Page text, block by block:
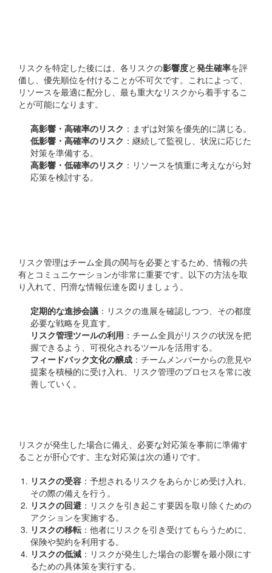
リスクを特定した後には、各リスクの影響度と発生確率を評
価し、優先順位を付けることが不可欠です。これによって、
リソースを最適に配分し、最も重大なリスクから着手するこ
とが可能になります。
高影響・高確率のリスク ：まずは対策を優先的に講じる。
低影響・高確率のリスク ：継続して監視し、状況に応じた
対策を準備する。
高影響・低確率のリスク ：リソースを慎重に考えながら対
応策を検討する。
リスク管理はチーム全員の関与を必要とするため、情報の共
有とコミュニケーションが非常に重要です。以下の方法を取
り入れて、円滑な情報伝達を図りましょう。
定期的な進捗会議 ：リスクの進展を確認しつつ、その都度
必要な戦略を見直す。
リスク管理ツールの利用 ：チーム全員がリスクの状況を把
握できるよう、可視化されるツールを活用する。
フィードバック文化の醸成 ：チームメンバーからの意見や
提案を積極的に受け入れ、リスク管理のプロセスを常に改
善していく。
リスクが発生した場合に備え、必要な対応策を事前に準備す
ることが肝心です。主な対応策は次の通りです。
リスクの受容 ：予想されるリスクをあらかじめ受け入れ、
その際の備えを行う。
リスクの回避 ：リスクを引き起こす要因を取り除くための
アクションを実施する。
リスクの移転 ：他者にリスクを引き受けてもらうために、
保険や契約を利用する。
リスクの低減 ：リスクが発生した場合の影響を最小限にす
るための具体策を実行する。